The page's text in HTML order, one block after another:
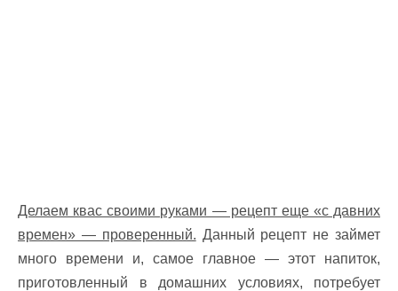
Делаем квас своими руками — рецепт еще «с давних
времен» — проверенный. Данный рецепт не займет
много времени и, самое главное — этот напиток,
приготовленный в домашних условиях, потребует